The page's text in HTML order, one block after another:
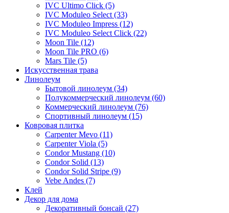
IVC Ultimo Click (5)
IVC Moduleo Select (33)
IVC Moduleo Impress (12)
IVC Moduleo Select Click (22)
Moon Tile (12)
Moon Tile PRO (6)
Mars Tile (5)
Искусcтвенная трава
Линолеум
Бытовой линолеум (34)
Полукоммерческий линолеум (60)
Коммерческий линолеум (76)
Спортивный линолеум (15)
Ковровая плитка
Carpenter Mevo (11)
Carpenter Viola (5)
Condor Mustang (10)
Condor Solid (13)
Condor Solid Stripe (9)
Vebe Andes (7)
Клей
Декор для дома
Декоративный бонсай (27)